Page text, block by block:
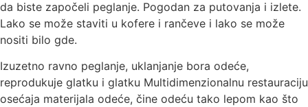
da biste započeli peglanje. Pogodan za putovanja i izlete.
Lako se može staviti u kofere i rančeve i lako se može
nositi bilo gde.
Izuzetno ravno peglanje, uklanjanje bora odeće,
reprodukuje glatku i glatku Multidimenzionalnu restauraciju
osećaja materijala odeće, čine odeću tako lepom kao što